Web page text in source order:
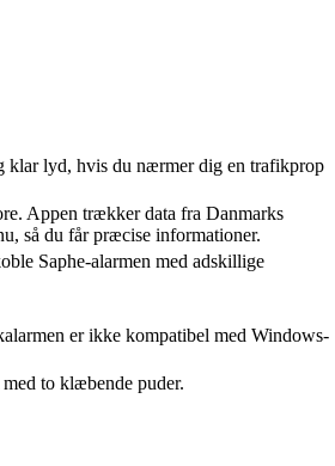
klar lyd, hvis du nærmer dig en trafikprop
Appen trækker data fra Danmarks
så du får præcise informationer.
Saphe-alarmen med adskillige
er ikke kompatibel med Windows-
to klæbende puder.